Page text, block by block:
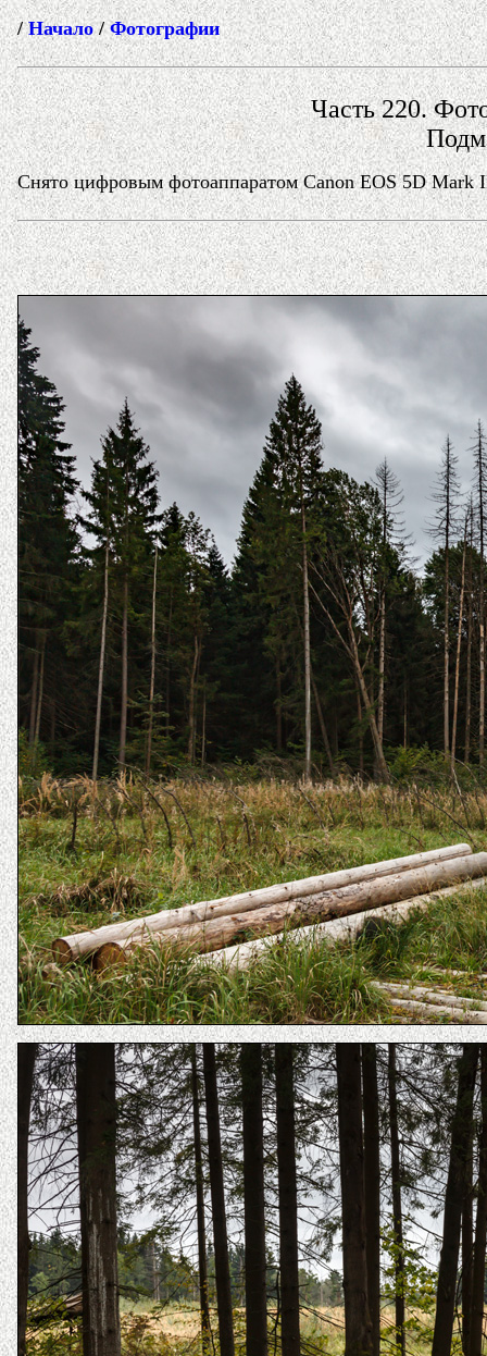
/Начало/Фотографии
Часть 220.
Снято цифровым фотоаппаратом Canon EOS 5D Mark